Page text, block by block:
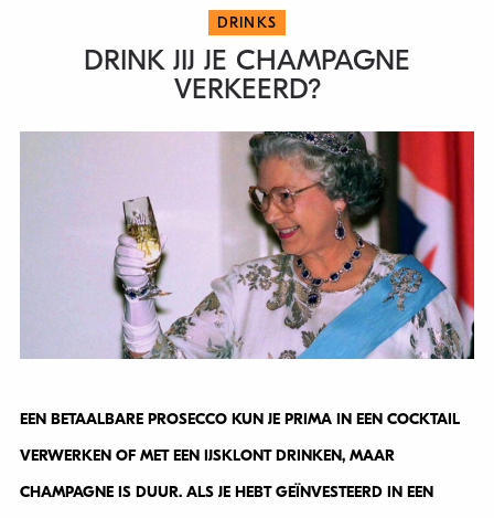
DRINKS
DRINK JIJ JE CHAMPAGNE
VERKEERD?
EEN BETAALBARE PROSECCO KUN JE PRIMA IN EEN COCKTAIL
VERWERKEN OF MET EEN IJSKLONT DRINKEN, MAAR
CHAMPAGNE IS DUUR. ALS JE HEBT GEÏNVESTEERD IN EEN